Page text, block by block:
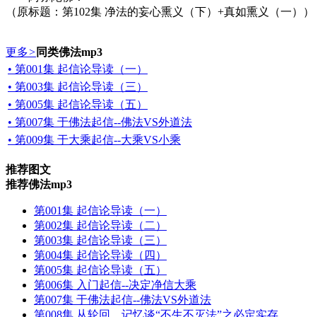
（原标题：第102集 净法的妄心熏义（下）+真如熏义（一））
更多> 同类佛法mp3
• 第001集 起信论导读（一）
• 第003集 起信论导读（三）
• 第005集 起信论导读（五）
• 第007集 于佛法起信--佛法VS外道法
• 第009集 于大乘起信--大乘VS小乘
推荐图文
推荐佛法mp3
第001集 起信论导读（一）
第002集 起信论导读（二）
第003集 起信论导读（三）
第004集 起信论导读（四）
第005集 起信论导读（五）
第006集 入门起信--决定净信大乘
第007集 于佛法起信--佛法VS外道法